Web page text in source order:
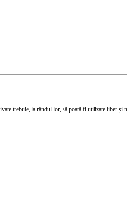
trebuie, la rândul lor, să poată fi utilizate liber și